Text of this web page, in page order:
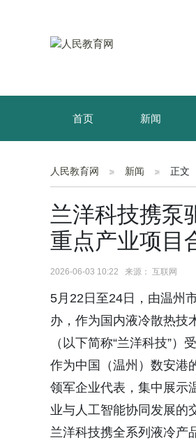
首页 新闻
育儿 资讯
人民教育网 新闻 正文
兰洋科技携泵
重点产业项目
2026-06-03 10:22 来源： 互联网
5月22日至24日，由温州
办，作为国内液冷散热技
（以下简称“兰洋科技”
作为中国（温州）数安港
领军企业代表，集中展示
业与人工智能协同发展的
兰洋科技携全系列液冷产